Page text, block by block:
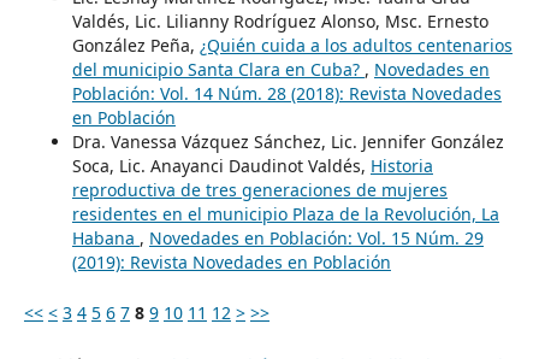
Valdés, Lic. Lilianny Rodríguez Alonso, Msc. Ernesto
González Peña, ¿Quién cuida a los adultos centenarios
del municipio Santa Clara en Cuba? , Novedades en
Población: Vol. 14 Núm. 28 (2018): Revista Novedades
en Población
Dra. Vanessa Vázquez Sánchez, Lic. Jennifer González
Soca, Lic. Anayanci Daudinot Valdés, Historia
reproductiva de tres generaciones de mujeres
residentes en el municipio Plaza de la Revolución, La
Habana , Novedades en Población: Vol. 15 Núm. 29
(2019): Revista Novedades en Población
<< < 3 4 5 6 7 8 9 10 11 12 > >>